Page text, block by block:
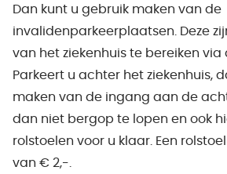
Dan kunt u gebruik maken van de
invalidenparkeerplaatsen. Deze
van het ziekenhuis te bereiken via
Parkeert u achter het ziekenhuis,
maken van de ingang aan de
dan niet bergop te lopen en ook
rolstoelen voor u klaar. Een
van € 2,-.